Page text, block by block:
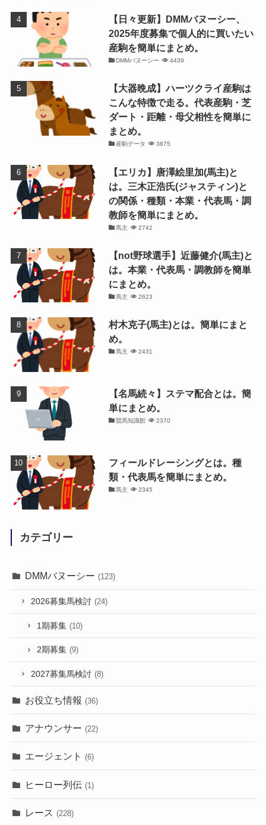
【日々更新】DMMバヌーシー、
2025年度募集で個人的に買いたい
産駒を簡単にまとめ。
DMMバヌーシー 4439
【大器晩成】ハーツクライ産駒は
こんな特徴で走る。代表産駒・芝
ダート・距離・母父相性を簡単に
まとめ。
産駒データ 3875
【エリカ】唐澤絵里加(馬主)と
は。三木正浩氏(ジャスティン)と
の関係・種類・本業・代表馬・調
教師を簡単にまとめ。
馬主 2742
【not野球選手】近藤健介(馬主)と
は。本業・代表馬・調教師を簡単
にまとめ。
馬主 2623
村木克子(馬主)とは。簡単にまと
め。
馬主 2431
【名馬続々】ステマ配合とは。簡
単にまとめ。
競馬知識館 2370
フィールドレーシングとは。種
類・代表馬を簡単にまとめ。
馬主 2345
カテゴリー
DMMバヌーシー (123)
2026募集馬検討 (24)
1期募集 (10)
2期募集 (9)
2027募集馬検討 (8)
お役立ち情報 (36)
アナウンサー (22)
エージェント (6)
ヒーロー列伝 (1)
レース (228)